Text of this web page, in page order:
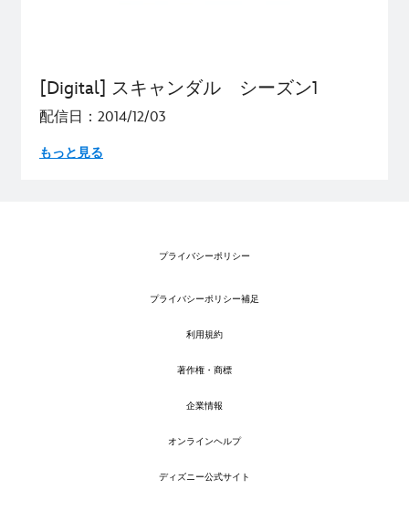
[Digital] スキャンダル シーズン1
配信日：2014/12/03
もっと見る
プライバシーポリシー
プライバシーポリシー補足
利用規約
著作権・商標
企業情報
オンラインヘルプ
ディズニー公式サイト